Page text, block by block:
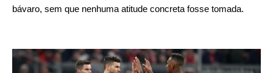
bávaro, sem que nenhuma atitude concreta fosse tomada.